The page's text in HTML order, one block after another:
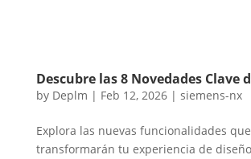
Descubre las 8 Novedades Clave
by Deplm | Feb 12, 2026| siemens-nx
Explora las nuevas funcionalidades que
transformarán tu experiencia de